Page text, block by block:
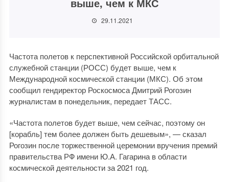
29.11.2021
Частота полетов к перспективной Российской орбитальной
служебной станции (РОСС) будет выше, чем к
Международной космической станции (МКС). Об этом
сообщил гендиректор Роскосмоса Дмитрий Рогозин
журналистам в понедельник, передает ТАСС.
«Частота полетов будет выше, чем сейчас, поэтому он
[корабль] тем более должен быть дешевым», — сказал
Рогозин после торжественной церемонии вручения премий
правительства РФ имени Ю.А. Гагарина в области
космической деятельности за 2021 год.